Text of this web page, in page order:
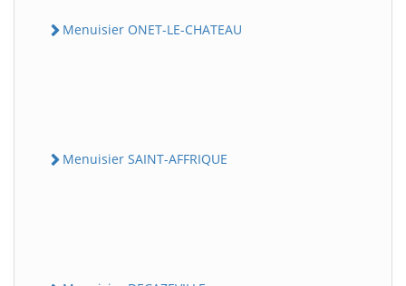
Menuisier ONET-LE-CHATEAU
Menuisier SAINT-AFFRIQUE